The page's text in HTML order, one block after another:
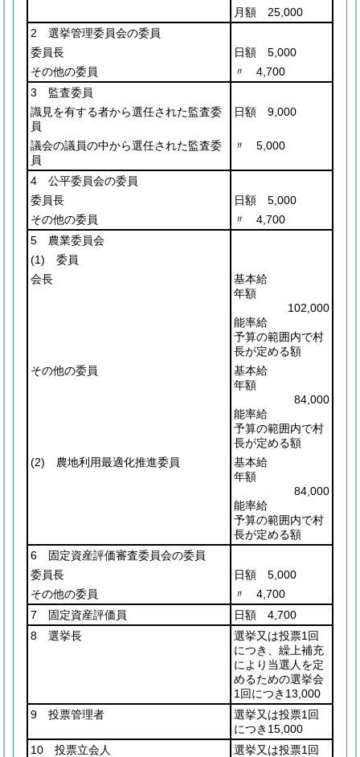
月額 25,000
2 選挙管理委員会の委員
委員長
日額 5,000
その他の委員
〃 4,700
3 監査委員
識見を有する者から選任された監査委
員
日額 9,000
議会の議員の中から選任された監査委
員
〃 5,000
4 公平委員会の委員
委員長
日額 5,000
その他の委員
〃 4,700
5 農業委員会
(1) 委員
会長
基本給
年額
102,000
能率給
予算の範囲内で村
長が定める額
その他の委員
基本給
年額
84,000
能率給
予算の範囲内で村
長が定める額
(2) 農地利用最適化推進委員
基本給
年額
84,000
能率給
予算の範囲内で村
長が定める額
6 固定資産評価審査委員会の委員
委員長
日額 5,000
その他の委員
〃 4,700
7 固定資産評価員
日額 4,700
8 選挙長
選挙又は投票1回
につき、繰上補充
により当選人を定
めるための選挙会
1回につき13,000
9 投票管理者
選挙又は投票1回
につき15,000
10 投票立会人
選挙又は投票1回